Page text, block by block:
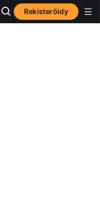
Rekisteröidy